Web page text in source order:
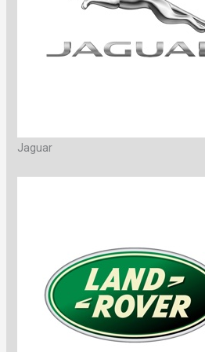
Jaguar